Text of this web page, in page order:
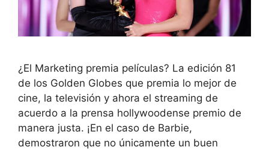
¿El Marketing premia películas? La edición 81
de los Golden Globes que premia lo mejor de
cine, la televisión y ahora el streaming de
acuerdo a la prensa hollywoodense premio de
manera justa. ¡En el caso de Barbie,
demostraron que no únicamente un buen